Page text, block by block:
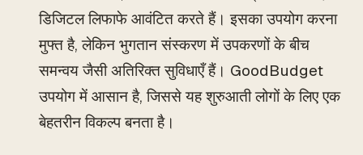
डिजिटल लिफाफे आवंटित करते हैं। इसका उपयोग करना
मुफ्त है, लेकिन भुगतान संस्करण में उपकरणों के बीच
समन्वय जैसी अतिरिक्त सुविधाएँ हैं। GoodBudget
उपयोग में आसान है, जिससे यह शुरुआती लोगों के लिए एक
बेहतरीन विकल्प बनता है।